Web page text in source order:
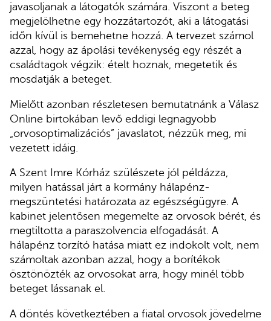
javasoljanak a látogatók számára. Viszont a beteg
megjelölhetne egy hozzátartozót, aki a látogatási
időn kívül is bemehetne hozzá. A tervezet számol
azzal, hogy az ápolási tevékenység egy részét a
családtagok végzik: ételt hoznak, megetetik és
mosdatják a beteget.
Mielőtt azonban részletesen bemutatnánk a Válasz
Online birtokában levő eddigi legnagyobb
„orvosoptimalizációs” javaslatot, nézzük meg, mi
vezetett idáig.
A Szent Imre Kórház szülészete jól példázza,
milyen hatással járt a kormány hálapénz-
megszüntetési határozata az egészségügyre. A
kabinet jelentősen megemelte az orvosok bérét, és
megtiltotta a paraszolvencia elfogadását. A
hálapénz torzító hatása miatt ez indokolt volt, nem
számoltak azonban azzal, hogy a borítékok
ösztönözték az orvosokat arra, hogy minél több
beteget lássanak el.
A döntés következtében a fiatal orvosok jövedelme